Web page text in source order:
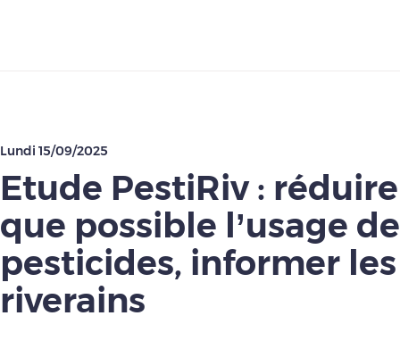
Lundi 15/09/2025
Etude PestiRiv :
que possible l’usage
pesticides, informer les
riverains